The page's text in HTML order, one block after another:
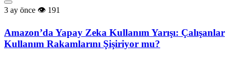
3 ay önce 191
Amazon’da Yapay Zeka Kullanım Yarışı: Çalışanlar
Kullanım Rakamlarını Şişiriyor mu?